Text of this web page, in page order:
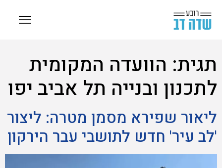
תגית: הוועדה המקומית
לתכנון ובנייה תל אביב יפו
ליאור שפירא מסמן מטרה: ליצור
'לב עיר' חדש לתושבי עבר הירקון